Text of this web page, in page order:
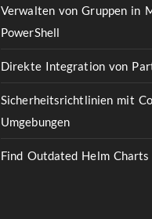
Verwalten von Gruppen in
PowerShell
Direkte Integration von
Sicherheitsrichtlinien mit
Umgebungen
Find Outdated Helm Charts